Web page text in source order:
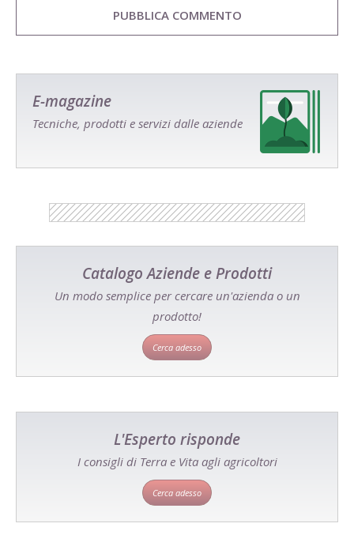
E-magazine
Tecniche, prodotti e servizi dalle aziende
Catalogo Aziende e Prodotti
Un modo semplice per cercare un'azienda o un
prodotto!
Cerca adesso
L'Esperto risponde
I consigli di Terra e Vita agli agricoltori
Cerca adesso